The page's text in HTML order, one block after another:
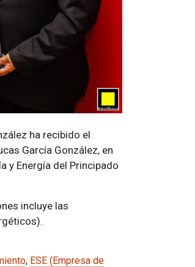
ha recibido el
García González, en
y Energía del Principado
incluye las
, ESE (Empresa de